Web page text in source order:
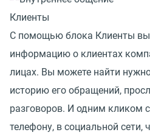
Клиенты
С помощью блока Клиенты вы
информацию о клиентах
лицах. Вы можете найти
историю его обращений,
разговоров. И одним кликом
телефону, в социальной сети,